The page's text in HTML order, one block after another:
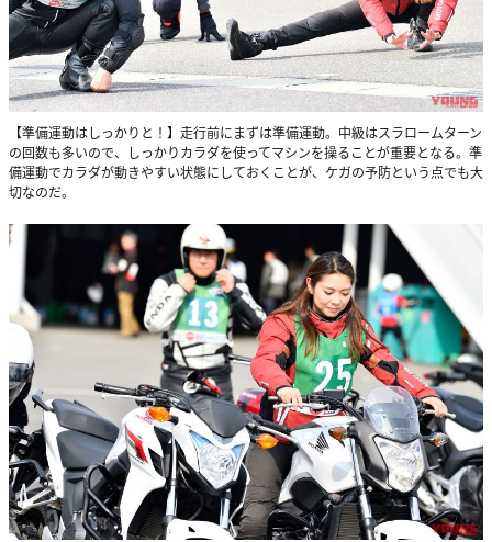
【準備運動はしっかりと！】走行前にまずは準備運動。中級はスラロームターン
の回数も多いので、しっかりカラダを使ってマシンを操ることが重要となる。準
備運動でカラダが動きやすい状態にしておくことが、ケガの予防という点でも大
切なのだ。